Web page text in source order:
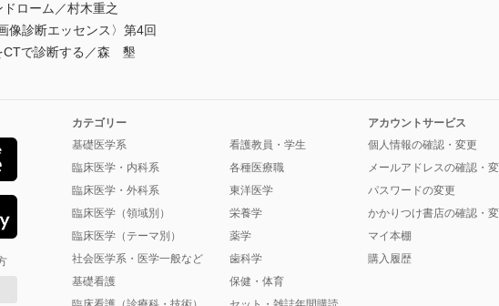
ローム／村木重之
像診断エッセンス〉第4回
CTで診断する／森 墾
カテゴリー
基礎医学系
臨床医学・内科系
臨床医学・外科系
臨床医学（領域別）
臨床医学（テーマ別）
社会医学系・医学一般など
基礎看護
看護教員・学生
各種医療職
東洋医学
栄養学
薬学
歯科学
保健・体育
アカウントサービス
個人情報の確認・変更
メールアドレスの確認・
パスワードの変更
かかりつけ書店の確認・
マイ本棚
購入履歴